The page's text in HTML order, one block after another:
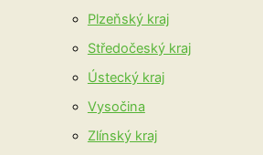
Plzeňský kraj
Středočeský kraj
Ústecký kraj
Vysočina
Zlínský kraj